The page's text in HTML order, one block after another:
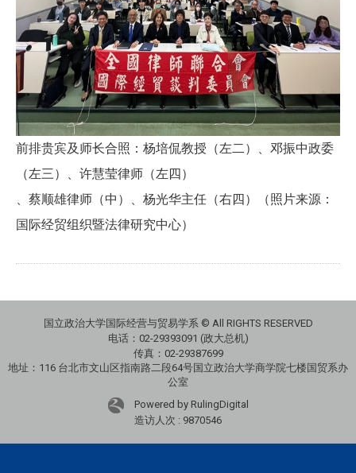
前排贵宾及师长合照：杨培侃教授（左二）、邓振中政委
（左三）、许慧莹律师（左四）
、蔡顺雄律师（中）、杨光华主任（右四）（照片来源：
国际经贸组织暨法律研究中心）
国立政治大学国际经营与贸易学系 © All RIGHTS RESERVED
电话： 02-29393091 (政大总机)
传真：02-29387699
地址： 116 台北市文山区指南路二段64号国立政治大学商学院七楼国贸系办
公室
Powered by RulingDigital
造访人次 : 9870546